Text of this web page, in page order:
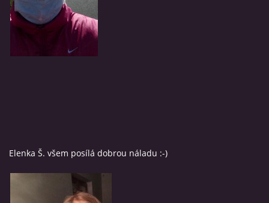
Elenka Š. všem posílá dobrou náladu :-)